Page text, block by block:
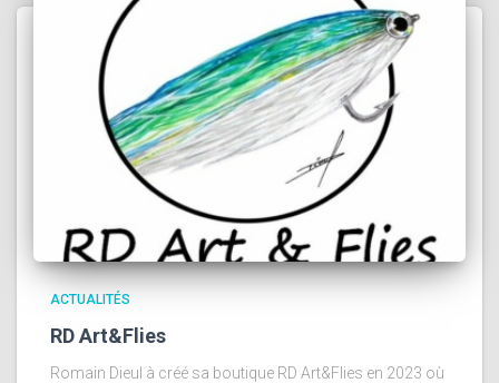
ACTUALITÉS
RD Art&Flies
Romain Dieul à créé sa boutique RD Art&Flies en 2023 où